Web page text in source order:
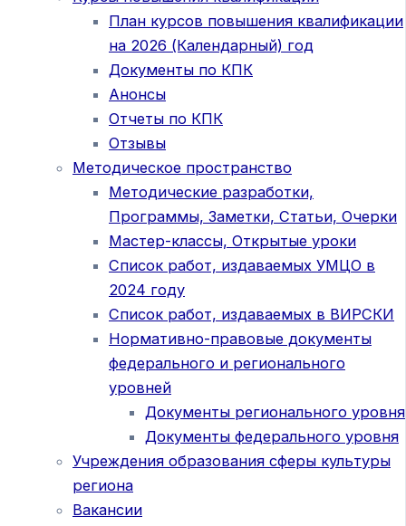
План курсов повышения квалификации
на 2026 (Календарный) год
Документы по КПК
Анонсы
Отчеты по КПК
Отзывы
Методическое пространство
Методические разработки,
Программы, Заметки, Статьи, Очерки
Мастер-классы, Открытые уроки
Список работ, издаваемых УМЦО в
2024 году
Список работ, издаваемых в ВИРСКИ
Нормативно-правовые документы
федерального и регионального
уровней
Документы регионального уровня
Документы федерального уровня
Учреждения образования сферы культуры
региона
Вакансии